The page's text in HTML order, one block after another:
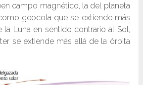
campo magnético, la del planeta
geocola que se extiende más
la Luna en sentido contrario al Sol,
se extiende más allá de la órbita